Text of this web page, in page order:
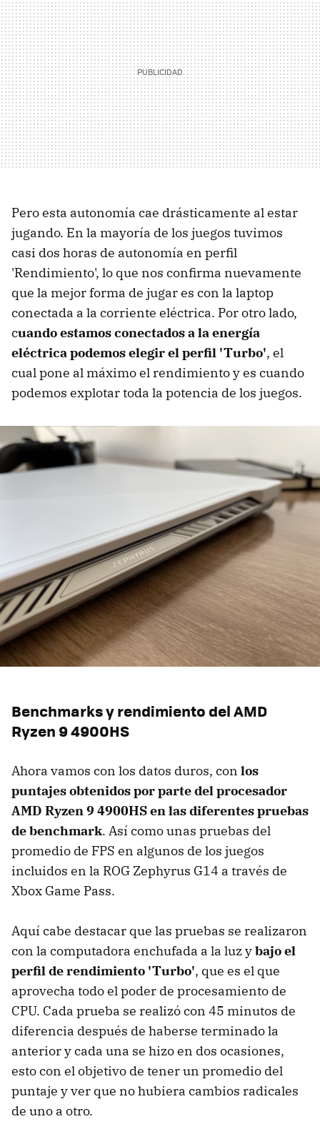
Pero esta autonomía cae drásticamente al estar
jugando. En la mayoría de los juegos tuvimos
casi dos horas de autonomía en perfil
'Rendimiento', lo que nos confirma nuevamente
que la mejor forma de jugar es con la laptop
conectada a la corriente eléctrica. Por otro lado,
cuando estamos conectados a la energía
eléctrica podemos elegir el perfil 'Turbo', el
cual pone al máximo el rendimiento y es cuando
podemos explotar toda la potencia de los juegos.
Benchmarks y rendimiento del AMD
Ryzen 9 4900HS
Ahora vamos con los datos duros, con los
puntajes obtenidos por parte del procesador
AMD Ryzen 9 4900HS en las diferentes pruebas
de benchmark. Así como unas pruebas del
promedio de FPS en algunos de los juegos
incluidos en la ROG Zephyrus G14 a través de
Xbox Game Pass.
Aquí cabe destacar que las pruebas se realizaron
con la computadora enchufada a la luz ybajo el
perfil de rendimiento 'Turbo', que es el que
aprovecha todo el poder de procesamiento de
CPU. Cada prueba se realizó con 45 minutos de
diferencia después de haberse terminado la
anterior y cada una se hizo en dos ocasiones,
esto con el objetivo de tener un promedio del
puntaje y ver que no hubiera cambios radicales
de uno a otro.